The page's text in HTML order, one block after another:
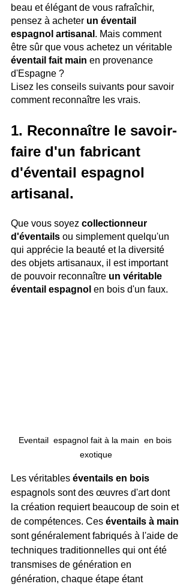
beau et élégant de vous rafraîchir,
pensez à acheter un éventail
espagnol artisanal . Mais comment
être sûr que vous achetez un véritable
éventail fait main en provenance
d'Espagne ?
Lisez les conseils suivants pour savoir
comment reconnaître les vrais.
1. Reconnaître le savoir-
faire d'un fabricant
d'éventail espagnol
artisanal.
Que vous soyez collectionneur
d'éventails ou simplement quelqu'un
qui apprécie la beauté et la diversité
des objets artisanaux, il est important
de pouvoir reconnaître un véritable
éventail espagnol en bois d'un faux.
Eventail  espagnol fait à la main  en bois
exotique
Les véritables éventails en bois
espagnols sont des œuvres d'art dont
la création requiert beaucoup de soin et
de compétences. Ces éventails à main
sont généralement fabriqués à l'aide de
techniques traditionnelles qui ont été
transmises de génération en
génération, chaque étape étant